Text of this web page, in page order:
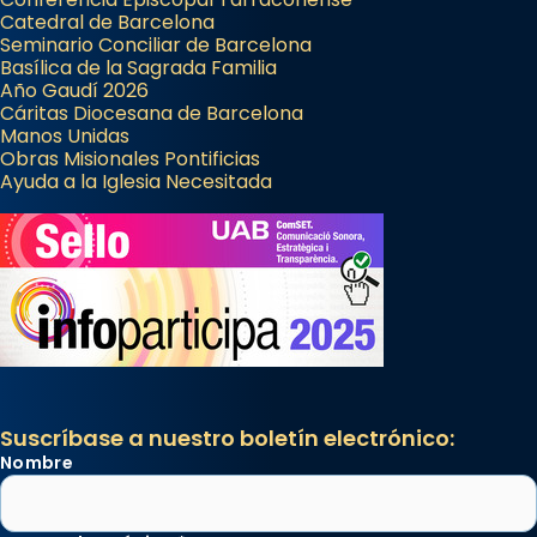
Catedral de Barcelona
Seminario Conciliar de Barcelona
Basílica de la Sagrada Familia
Año Gaudí 2026
Cáritas Diocesana de Barcelona
Manos Unidas
Obras Misionales Pontificias
Ayuda a la Iglesia Necesitada
Suscríbase a nuestro boletín electrónico:
Nombre